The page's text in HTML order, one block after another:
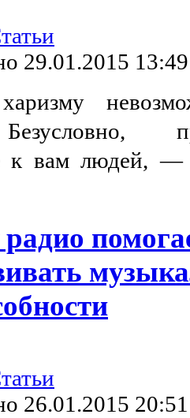
29.01.2015 13:49
к вам людей,
26.01.2015 20:51